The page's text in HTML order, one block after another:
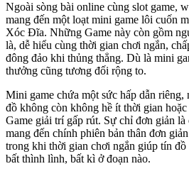
Ngoài sòng bài online cùng slot game,
mang đến một loạt mini game lôi cuốn
Xóc Đĩa. Những Game này còn gồm
là, dễ hiểu cùng thời gian chơi ngắn,
đông đảo khi thủng thẳng. Dù là mini
thưởng cũng tương đối rộng to.
Mini game chứa một sức hấp dẫn
đồ không còn không hề ít thời gian
Game giải trí gấp rút. Sự chỉ đơn giản là
mang đến chính phiên bản thân đơn
trong khi thời gian chơi ngắn giúp tín
bất thình lình, bất kì ở đoạn nào.